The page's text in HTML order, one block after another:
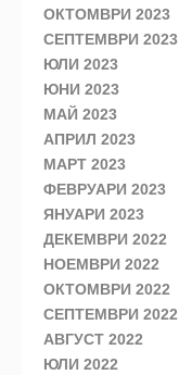
ОКТОМВРИ 2023
СЕПТЕМВРИ 2023
ЮЛИ 2023
ЮНИ 2023
МАЙ 2023
АПРИЛ 2023
МАРТ 2023
ФЕВРУАРИ 2023
ЯНУАРИ 2023
ДЕКЕМВРИ 2022
НОЕМВРИ 2022
ОКТОМВРИ 2022
СЕПТЕМВРИ 2022
АВГУСТ 2022
ЮЛИ 2022